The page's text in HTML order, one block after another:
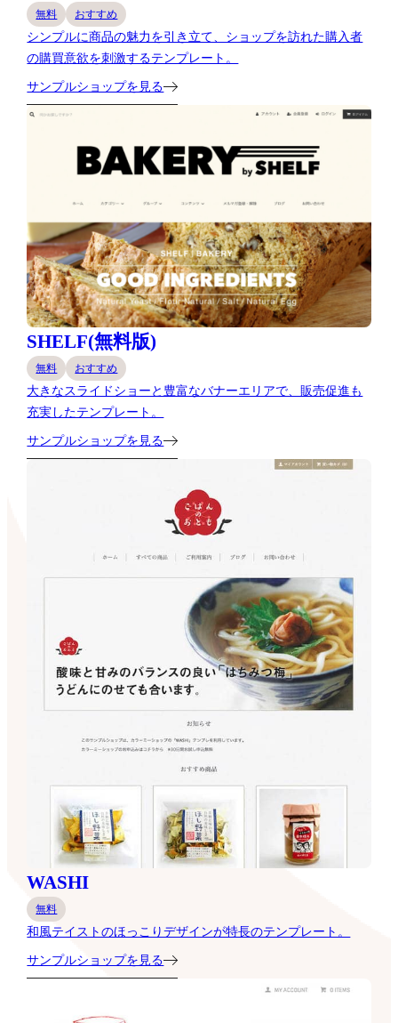
無料 おすすめ
シンプルに商品の魅力を引き立て、ショップを訪れた購入者
の購買意欲を刺激するテンプレート。
サンプルショップを見る
SHELF(無料版)
無料 おすすめ
大きなスライドショーと豊富なバナーエリアで、販売促進も
充実したテンプレート。
サンプルショップを見る
WASHI
無料
和風テイストのほっこりデザインが特長のテンプレート。
サンプルショップを見る